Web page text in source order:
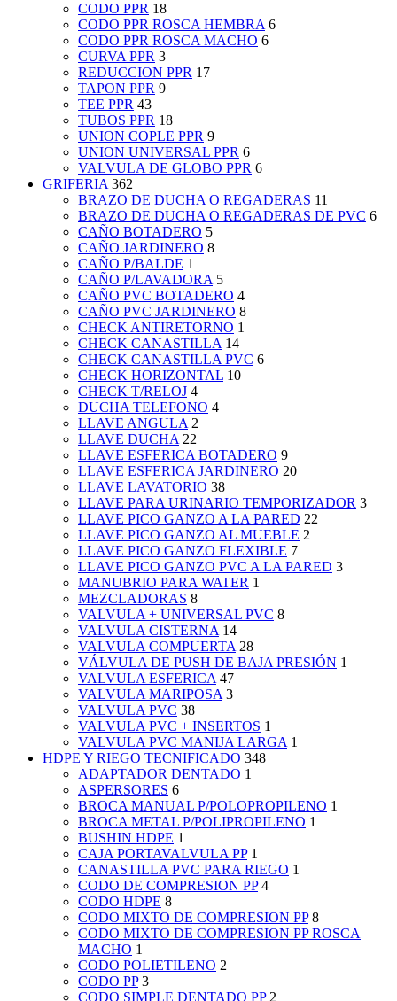
CODO PPR 18
CODO PPR ROSCA HEMBRA 6
CODO PPR ROSCA MACHO 6
CURVA PPR 3
REDUCCION PPR 17
TAPON PPR 9
TEE PPR 43
TUBOS PPR 18
UNION COPLE PPR 9
UNION UNIVERSAL PPR 6
VALVULA DE GLOBO PPR 6
GRIFERIA 362
BRAZO DE DUCHA O REGADERAS 11
BRAZO DE DUCHA O REGADERAS DE PVC 6
CAÑO BOTADERO 5
CAÑO JARDINERO 8
CAÑO P/BALDE 1
CAÑO P/LAVADORA 5
CAÑO PVC BOTADERO 4
CAÑO PVC JARDINERO 8
CHECK ANTIRETORNO 1
CHECK CANASTILLA 14
CHECK CANASTILLA PVC 6
CHECK HORIZONTAL 10
CHECK T/RELOJ 4
DUCHA TELEFONO 4
LLAVE ANGULA 2
LLAVE DUCHA 22
LLAVE ESFERICA BOTADERO 9
LLAVE ESFERICA JARDINERO 20
LLAVE LAVATORIO 38
LLAVE PARA URINARIO TEMPORIZADOR 3
LLAVE PICO GANZO A LA PARED 22
LLAVE PICO GANZO AL MUEBLE 2
LLAVE PICO GANZO FLEXIBLE 7
LLAVE PICO GANZO PVC A LA PARED 3
MANUBRIO PARA WATER 1
MEZCLADORAS 8
VALVULA + UNIVERSAL PVC 8
VALVULA CISTERNA 14
VALVULA COMPUERTA 28
VÁLVULA DE PUSH DE BAJA PRESIÓN 1
VALVULA ESFERICA 47
VALVULA MARIPOSA 3
VALVULA PVC 38
VALVULA PVC + INSERTOS 1
VALVULA PVC MANIJA LARGA 1
HDPE Y RIEGO TECNIFICADO 348
ADAPTADOR DENTADO 1
ASPERSORES 6
BROCA MANUAL P/POLOPROPILENO 1
BROCA METAL P/POLIPROPILENO 1
BUSHIN HDPE 1
CAJA PORTAVALVULA PP 1
CANASTILLA PVC PARA RIEGO 1
CODO DE COMPRESION PP 4
CODO HDPE 8
CODO MIXTO DE COMPRESION PP 8
CODO MIXTO DE COMPRESION PP ROSCA
MACHO 1
CODO POLIETILENO 2
CODO PP 3
CODO SIMPLE DENTADO PP 2